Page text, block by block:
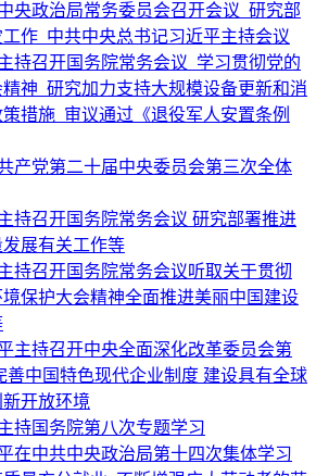
央政治局常务委员会召开会议 研究部
作 中共中央总书记习近平主持会议
持召开国务院常务会议 学习贯彻党的
神 研究加力支持大规模设备更新和消
措施 审议通过《退役军人安置条例
产党第二十届中央委员会第三次全体
持召开国务院常务会议 研究部署推进
展有关工作等
持召开国务院常务会议听取关于贯彻
保护大会精神全面推进美丽中国建设
主持召开中央全面深化改革委员会第
善中国特色现代企业制度 建设具有全球
开放环境
持国务院第八次专题学习
在中共中央政治局第十四次集体学习